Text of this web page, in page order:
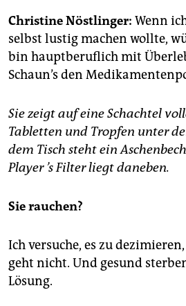
Christine Nöstlinger: Wenn
selbst lustig machen wollte,
bin hauptberuflich mit
Schaun’s den
Sie zeigt auf eine Schachtel
Tabletten und Tropfen unter
dem Tisch steht ein
Player ’s Filter liegt daneben.
Sie rauchen?
Ich versuche, es zu
geht nicht. Und gesund
Lösung.